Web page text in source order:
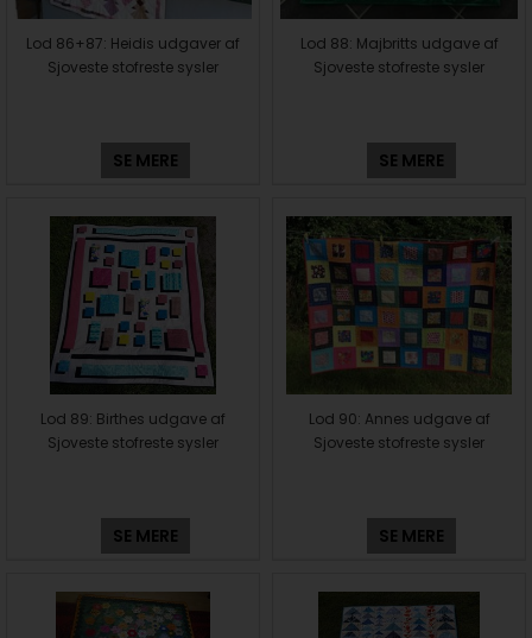
Lod 86+87: Heidis udgaver af
Sjoveste stofreste sysler
SE MERE
Lod 88: Majbritts udgave af
Sjoveste stofreste sysler
SE MERE
Lod 89: Birthes udgave af
Sjoveste stofreste sysler
SE MERE
Lod 90: Annes udgave af
Sjoveste stofreste sysler
SE MERE